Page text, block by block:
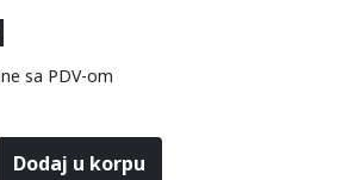
sa PDV-om
Dodaj u korpu